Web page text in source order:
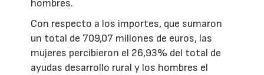
hombres.
Con respecto a los importes, que sumaron
un total de 709,07 millones de euros, las
mujeres percibieron el 26,93% del total de
ayudas desarrollo rural y los hombres el